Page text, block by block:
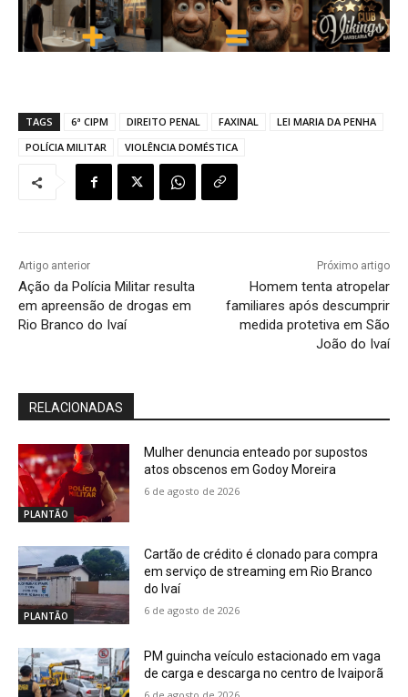
TAGS 6ª CIPM DIREITO PENAL FAXINAL
LEI MARIA DA PENHA
POLÍCIA MILITAR
VIOLÊNCIA DOMÉSTICA
Artigo anterior
Ação da Polícia Militar resulta
em apreensão de drogas em
Rio Branco do Ivaí
Próximo artigo
Homem tenta atropelar
familiares após descumprir
medida protetiva em São
João do Ivaí
RELACIONADAS
PLANTÃO
Mulher denuncia enteado por supostos
atos obscenos em Godoy Moreira
6 de agosto de 2026
PLANTÃO
Cartão de crédito é clonado para compra
em serviço de streaming em Rio Branco
do Ivaí
6 de agosto de 2026
PM guincha veículo estacionado em vaga
de carga e descarga no centro de Ivaiporã